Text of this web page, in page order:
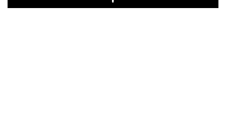
Play